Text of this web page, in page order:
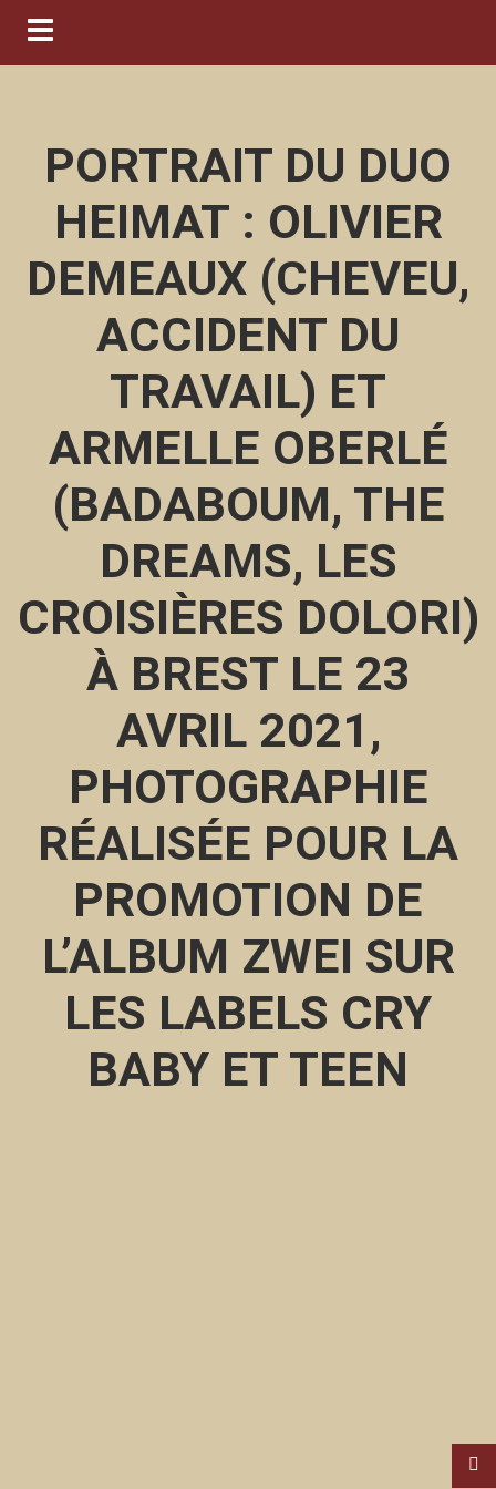
Navigation ein-/ausblenden
PORTRAIT DU DUO
HEIMAT : OLIVIER
DEMEAUX (CHEVEU,
ACCIDENT DU
TRAVAIL) ET
ARMELLE OBERLÉ
(BADABOUM, THE
DREAMS, LES
CROISIÈRES DOLORI)
À BREST LE 23
AVRIL 2021,
PHOTOGRAPHIE
RÉALISÉE POUR LA
PROMOTION DE
L’ALBUM ZWEI SUR
LES LABELS CRY
BABY ET TEEN